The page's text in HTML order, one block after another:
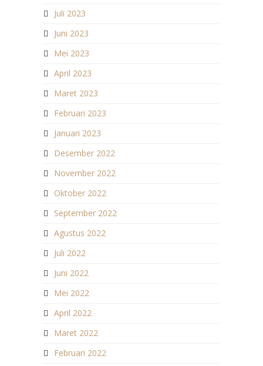
Juli 2023
Juni 2023
Mei 2023
April 2023
Maret 2023
Februari 2023
Januari 2023
Desember 2022
November 2022
Oktober 2022
September 2022
Agustus 2022
Juli 2022
Juni 2022
Mei 2022
April 2022
Maret 2022
Februari 2022